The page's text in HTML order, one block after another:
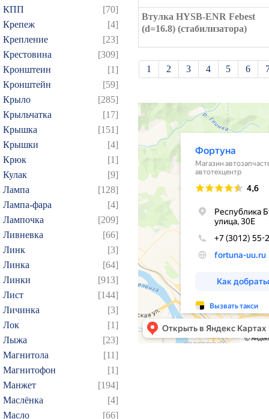
КПП
[70]
Крепеж
[4]
Крепление
[23]
Крестовина
[309]
Кронштеин
[1]
Кронштейн
[59]
Крыло
[285]
Крыльчатка
[17]
Крышка
[151]
Крышки
[4]
Крюк
[1]
Кулак
[9]
Лампа
[128]
Лампа-фара
[4]
Лампочка
[209]
Ливневка
[66]
Линк
[3]
Линка
[64]
Линки
[913]
Лист
[144]
Личинка
[3]
Лок
[1]
Лыжа
[23]
Магнитола
[11]
Магнитофон
[1]
Манжет
[194]
Маслёнка
[4]
Масло
[66]
Втулка HYSB-ENR Febest
(d=16.8) (стабилизатора)
1 2 3 4 5 6